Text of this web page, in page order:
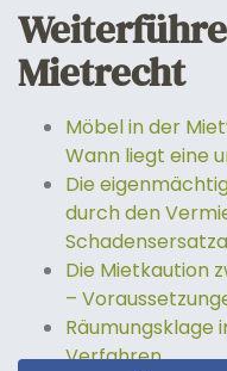
Mietrecht
Möbel in der
Wann liegt eine
Die
durch den
Die Mietkaution
–
Räumungsklage
Verfahren